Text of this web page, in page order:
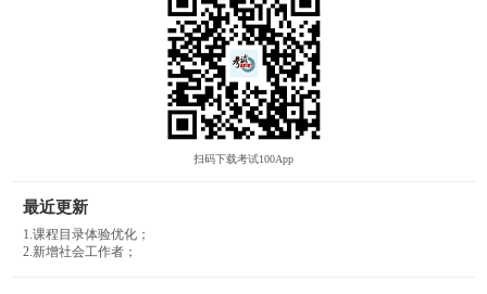
扫码下载考试100App
最近更新
1.课程目录体验优化；
2.新增社会工作者；